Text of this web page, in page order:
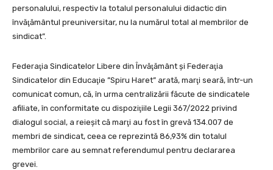
personalului, respectiv la totalul personalului didactic din
învăţământul preuniversitar, nu la numărul total al membrilor de
sindicat”.
Federaţia Sindicatelor Libere din Învăţământ şi Federaţia
Sindicatelor din Educaţie ”Spiru Haret” arată, marţi seară, într-un
comunicat comun, că, în urma centralizării făcute de sindicatele
afiliate, în conformitate cu dispoziţiile Legii 367/2022 privind
dialogul social, a reieşit că marţi au fost în grevă 134.007 de
membri de sindicat, ceea ce reprezintă 86,93% din totalul
membrilor care au semnat referendumul pentru declararea
grevei.